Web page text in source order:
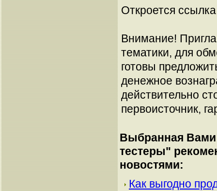
Откроется
Внимание!
тематики, для
готовы
денежное
действительно
первоисточник,
Выбранная Вами
тестеры"
новостями:
Как выгодно